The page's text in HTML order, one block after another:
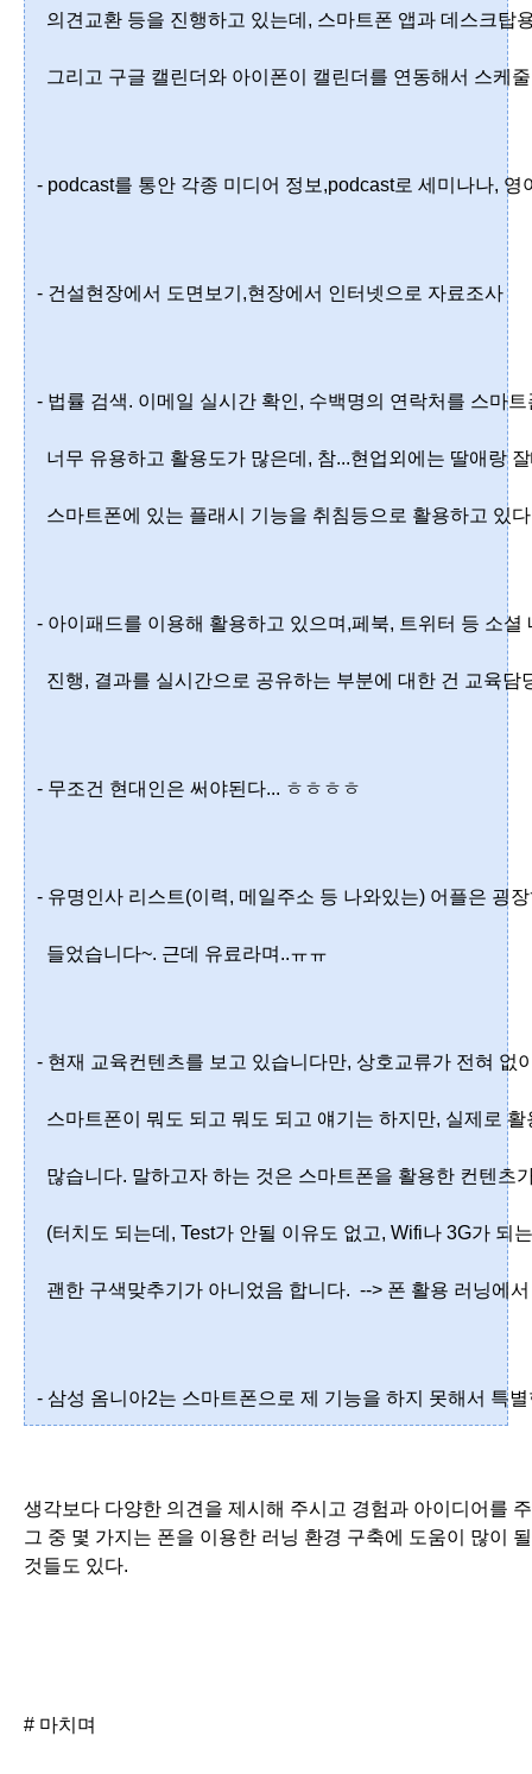
의견교환 등을 진행하고 있는데, 스마트폰 앱과 데스크탑
그리고 구글 캘린더와 아이폰이 캘린더를 연동해서 스케
- podcast를 통안 각종 미디어 정보,podcast로 세미나나,
- 건설현장에서 도면보기,현장에서 인터넷으로 자료조사
- 법률 검색. 이메일 실시간 확인, 수백명의 연락처를 스마
너무 유용하고 활용도가 많은데, 참...현업외에는 딸애랑
스마트폰에 있는 플래시 기능을 취침등으로 활용하고 있
- 아이패드를 이용해 활용하고 있으며,페북, 트위터 등 소
  진행, 결과를 실시간으로 공유하는
부분에 대한 건 교육담
- 무조건 현대인은 써야된다... ㅎㅎㅎㅎ
- 유명인사 리스트(이력, 메일주소 등 나와있는) 어플은 굉
  들었습니다~. 근데 유료라며..ㅠㅠ
- 현재 교육컨텐츠를 보고 있습니다만, 상호교류가 전혀 없
스마트폰이 뭐도 되고 뭐도 되고 얘기는 하지만, 실제로
많습니다. 말하고자 하는 것은 스마트폰을 활용한 컨텐츠
(터치도 되는데, Test가 안될 이유도 없고, Wifi나 3G가
괜한 구색맞추기가 아니었음 합니다.  --> 폰 활용 러닝에
- 삼성 옴니아2는 스마트폰으로 제 기능을 하지 못해서 특
생각보다 다양한 의견을 제시해 주시고 경험과 아이디어를
그 중 몇 가지는 폰을 이용한 러닝 환경 구축에 도움이 많이
것들도 있다.
# 마치며